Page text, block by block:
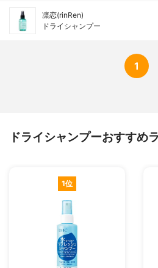
凛恋(rinRen)
ドライシャンプー
1
ドライシャンプーおすすめ
1位